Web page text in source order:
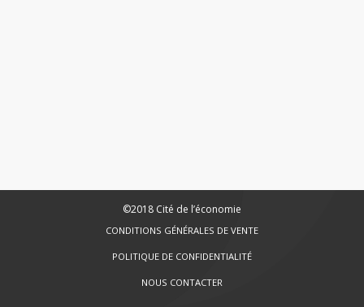
©2018 Cité de l’économie
CONDITIONS GÉNÉRALES DE VENTE
POLITIQUE DE CONFIDENTIALITÉ
NOUS CONTACTER